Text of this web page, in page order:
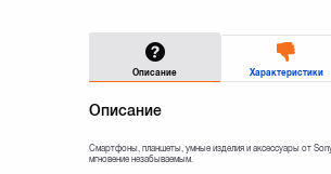
Описание Характеристики
Описание
Смартфоны, планшеты, умные изделия и аксессуары от
мгновение незабываемым.